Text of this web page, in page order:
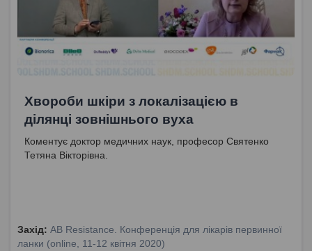
Хвороби шкіри з локалізацією в
ділянці зовнішнього вуха
Коментує доктор медичних наук, професор Святенко
Тетяна Вікторівна.
Захід: AB Resistance. Конференція для лікарів первинної
ланки (online, 11-12 квітня 2020)